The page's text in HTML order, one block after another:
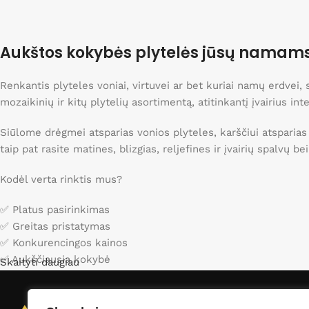
30x30 7
30x30,3
30x31 1
31x34,5
32x39,5
33x120 Pakopa
36,3x30
Apsipirkti
Aukštos kokybės plytelės jūsų
Renkantis plyteles voniai, virtuvei ar bet kuriai namų
mozaikinių ir kitų plytelių asortimentą, atitinkantį įvairius
Siūlome drėgmei atsparias vonios plyteles, karščiui
taip pat rasite matines, blizgias, reljefines ir įvairių spalvų
Kodėl verta rinktis mus?
✅ Platus pasirinkimas
✅ Greitas pristatymas
✅ Konkurencingos kainos
✅ Aukščiausia kokybė
Apsilankykite mūsų kataloge ir raskite idealias plyteles savo
Skaityti daugiau